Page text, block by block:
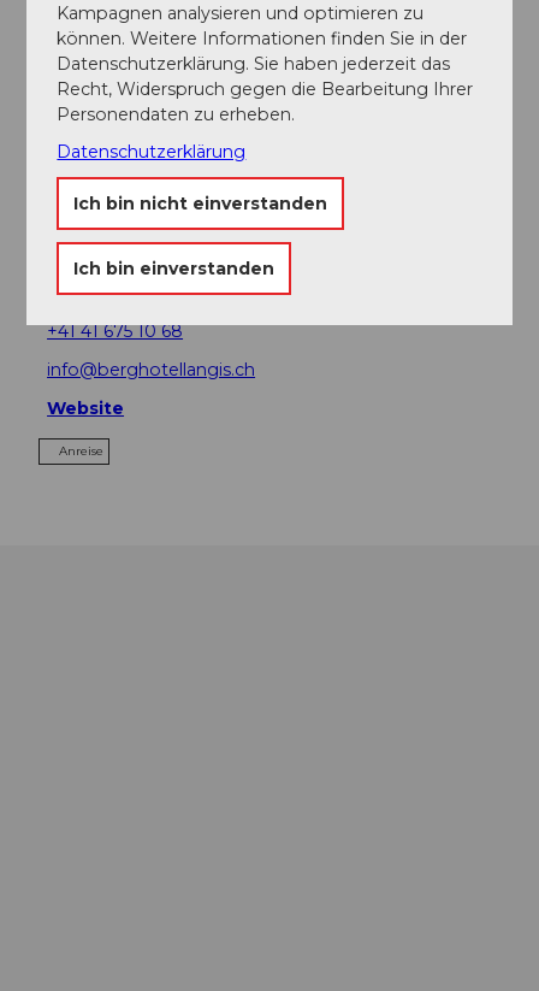
In der Nähe Auf der Karte anschauen
Touren
Kontaktdaten
Langis 1
6063Schwendi
+41 41 675 10 68
info@berghotellangis.ch
Website
Anreise
Kampagnen analysieren und optimieren zu
können. Weitere Informationen finden Sie in der
Datenschutzerklärung. Sie haben jederzeit das
Recht, Widerspruch gegen die Bearbeitung Ihrer
Personendaten zu erheben.
Datenschutzerklärung
Ich bin nicht einverstanden
Ich bin einverstanden